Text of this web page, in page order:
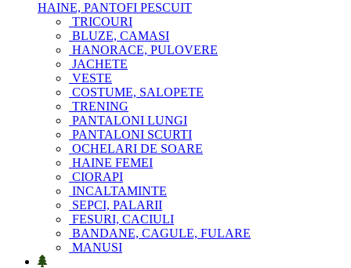
HAINE, PANTOFI PESCUIT
TRICOURI
BLUZE, CAMASI
HANORACE, PULOVERE
JACHETE
VESTE
COSTUME, SALOPETE
TRENING
PANTALONI LUNGI
PANTALONI SCURTI
OCHELARI DE SOARE
HAINE FEMEI
CIORAPI
INCALTAMINTE
SEPCI, PALARII
FESURI, CACIULI
BANDANE, CAGULE, FULARE
MANUSI